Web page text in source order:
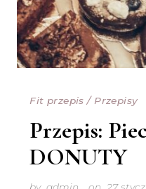
Fit przepis / Przepisy
Przepis:
DONUTY